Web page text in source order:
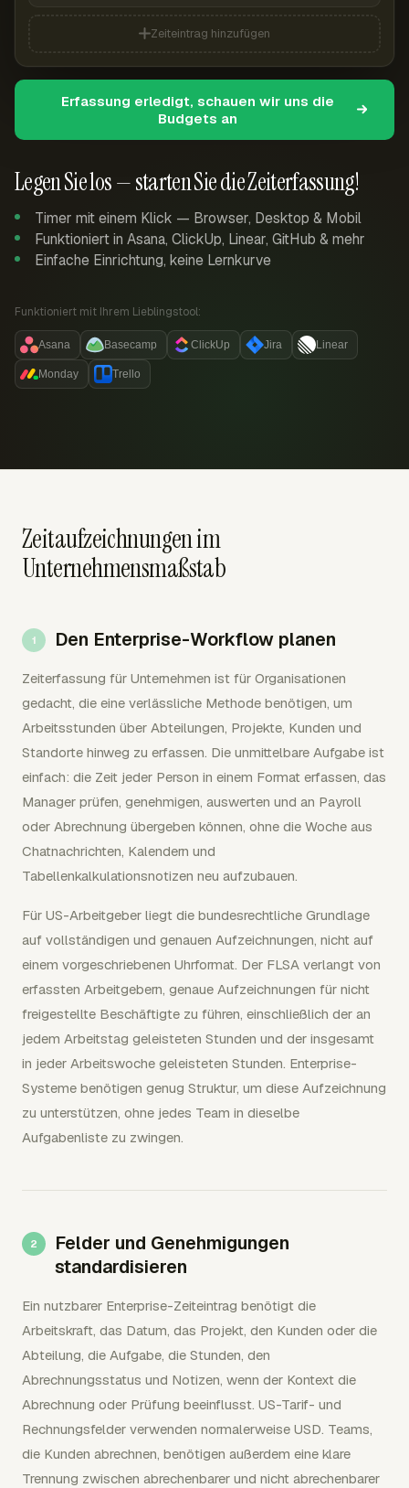
Legen Sie los — starten Sie die Zeiterfassung!
Timer mit einem Klick — Browser, Desktop & Mobil
Funktioniert in Asana, ClickUp, Linear, GitHub & mehr
Einfache Einrichtung, keine Lernkurve
Funktioniert mit Ihrem Lieblingstool:
Asana Basecamp ClickUp Jira Linear
Monday Trello
Zeiteintrag hinzufügen
Erfassung erledigt, schauen wir uns die
Budgets an
Zeitaufzeichnungen im
Unternehmensmaßstab
Den Enterprise-Workflow planen
Zeiterfassung für Unternehmen ist für Organisationen
gedacht, die eine verlässliche Methode benötigen, um
Arbeitsstunden über Abteilungen, Projekte, Kunden und
Standorte hinweg zu erfassen. Die unmittelbare Aufgabe ist
einfach: die Zeit jeder Person in einem Format erfassen, das
Manager prüfen, genehmigen, auswerten und an Payroll
oder Abrechnung übergeben können, ohne die Woche aus
Chatnachrichten, Kalendern und
Tabellenkalkulationsnotizen neu aufzubauen.
Für US-Arbeitgeber liegt die bundesrechtliche Grundlage
auf vollständigen und genauen Aufzeichnungen, nicht auf
einem vorgeschriebenen Uhrformat. Der FLSA verlangt von
erfassten Arbeitgebern, genaue Aufzeichnungen für nicht
freigestellte Beschäftigte zu führen, einschließlich der an
jedem Arbeitstag geleisteten Stunden und der insgesamt
in jeder Arbeitswoche geleisteten Stunden. Enterprise-
Systeme benötigen genug Struktur, um diese Aufzeichnung
zu unterstützen, ohne jedes Team in dieselbe
Aufgabenliste zu zwingen.
Felder und Genehmigungen
standardisieren
Ein nutzbarer Enterprise-Zeiteintrag benötigt die
Arbeitskraft, das Datum, das Projekt, den Kunden oder die
Abteilung, die Aufgabe, die Stunden, den
Abrechnungsstatus und Notizen, wenn der Kontext die
Abrechnung oder Prüfung beeinflusst. US-Tarif- und
Rechnungsfelder verwenden normalerweise USD. Teams,
die Kunden abrechnen, benötigen außerdem eine klare
Trennung zwischen abrechenbarer und nicht abrechenbarer